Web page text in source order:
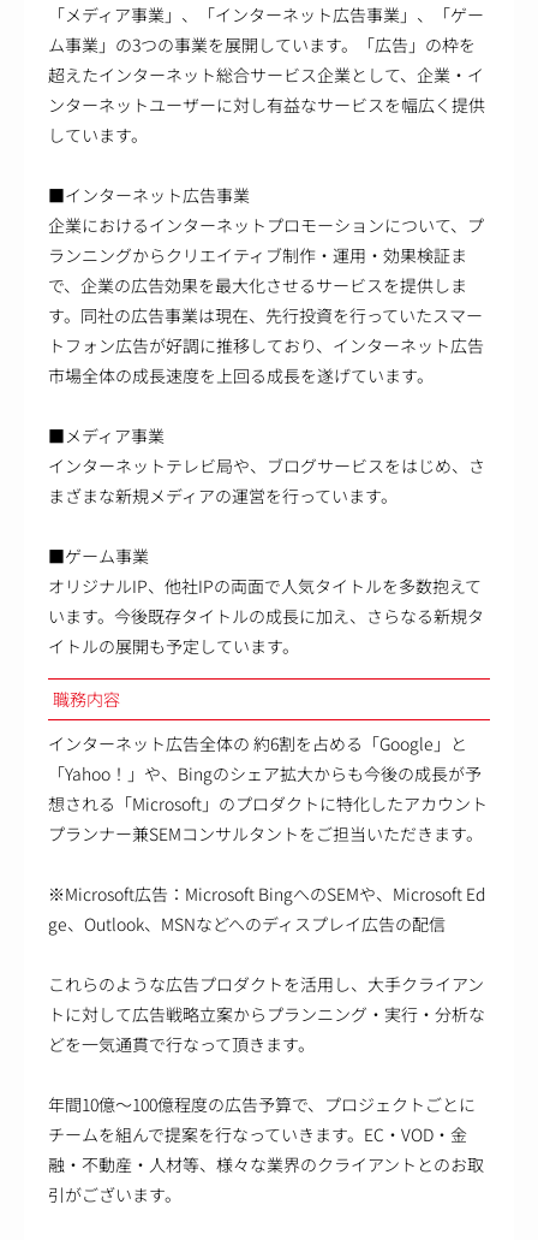
「メディア事業」、「インターネット広告事業」、「ゲー
ム事業」の3つの事業を展開しています。「広告」の枠を
超えたインターネット総合サービス企業として、企業・イ
ンターネットユーザーに対し有益なサービスを幅広く提供
しています。
■インターネット広告事業
企業におけるインターネットプロモーションについて、プ
ランニングからクリエイティブ制作・運用・効果検証ま
で、企業の広告効果を最大化させるサービスを提供しま
す。同社の広告事業は現在、先行投資を行っていたスマー
トフォン広告が好調に推移しており、インターネット広告
市場全体の成長速度を上回る成長を遂げています。
■メディア事業
インターネットテレビ局や、ブログサービスをはじめ、さ
まざまな新規メディアの運営を行っています。
■ゲーム事業
オリジナルIP、他社IPの両面で人気タイトルを多数抱えて
います。今後既存タイトルの成長に加え、さらなる新規タ
イトルの展開も予定しています。
職務内容
インターネット広告全体の 約6割を占める「Google」と
「Yahoo！」や、Bingのシェア拡大からも今後の成長が予
想される「Microsoft」のプロダクトに特化したアカウント
プランナー兼SEMコンサルタントをご担当いただきます。
※Microsoft広告：Microsoft BingへのSEMや、Microsoft Ed
ge、Outlook、MSNなどへのディスプレイ広告の配信
これらのような広告プロダクトを活用し、大手クライアン
トに対して広告戦略立案からプランニング・実行・分析な
どを一気通貫で行なって頂きます。
年間10億～100億程度の広告予算で、プロジェクトごとに
チームを組んで提案を行なっていきます。EC・VOD・金
融・不動産・人材等、様々な業界のクライアントとのお取
引がございます。